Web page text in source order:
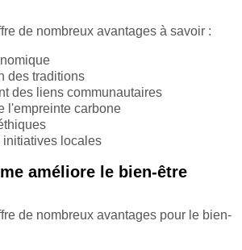
de nombreux avantages à savoir :
des traditions
des liens communautaires
l'empreinte carbone
initiatives locales
améliore le bien-être
de nombreux avantages pour le bien-